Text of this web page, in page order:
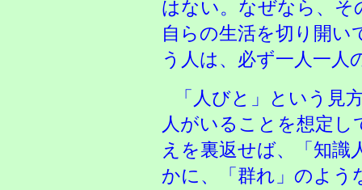
はない。なぜなら、そ
自らの生活を切り開
う人は、必ず一人一人
「人びと」という見
人がいることを想定
えを裏返せば、「知識
かに、「群れ」のよう